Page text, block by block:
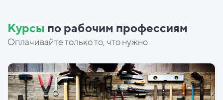
Курсы по рабочим профессиям
Оплачивайте только то, что нужно